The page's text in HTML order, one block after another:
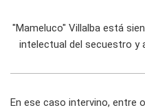
"Mameluco" Villalba está
intelectual del secuestro y
En ese caso intervino, entre